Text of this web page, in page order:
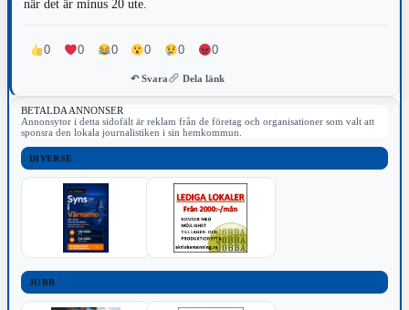
när det är minus 20 ute.
0 0 0 0 0 0
↶ Svara Dela länk
BETALDA ANNONSER
Annonsytor i detta sidofält är reklam från de företag och organisationer som valt att
sponsra den lokala journalistiken i sin hemkommun.
DIVERSE
JOBB